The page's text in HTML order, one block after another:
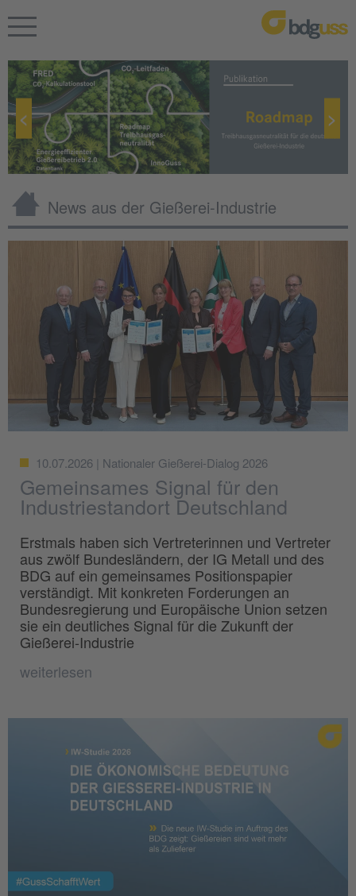
News aus der Gießerei-Industrie
10.07.2026 | Nationaler Gießerei-Dialog 2026
Gemeinsames Signal für den
Industriestandort Deutschland
Erstmals haben sich Vertreterinnen und Vertreter
aus zwölf Bundesländern, der IG Metall und des
BDG auf ein gemeinsames Positionspapier
verständigt. Mit konkreten Forderungen an
Bundesregierung und Europäische Union setzen
sie ein deutliches Signal für die Zukunft der
Gießerei-Industrie
weiterlesen